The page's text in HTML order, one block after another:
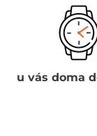
u vás doma